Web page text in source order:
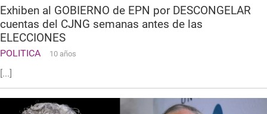
Exhiben al GOBIERNO de EPN por DESCONGELAR
cuentas del CJNG semanas antes de las
ELECCIONES
POLITICA 10 años
[...]